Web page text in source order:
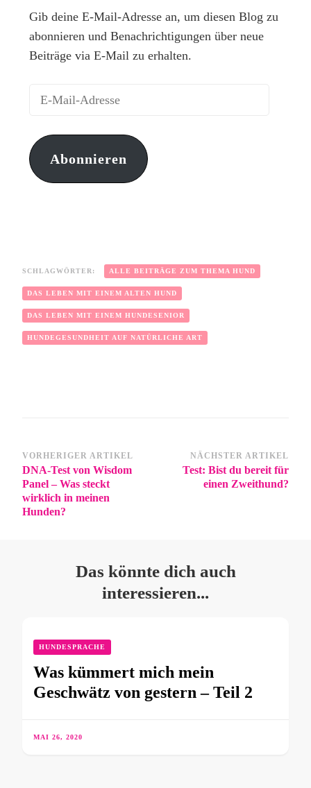
Gib deine E-Mail-Adresse an, um diesen Blog zu
abonnieren und Benachrichtigungen über neue
Beiträge via E-Mail zu erhalten.
Abonnieren
SCHLAGWÖRTER: ALLE BEITRÄGE ZUM THEMA HUND
DAS LEBEN MIT EINEM ALTEN HUND
DAS LEBEN MIT EINEM HUNDESENIOR
HUNDEGESUNDHEIT AUF NATÜRLICHE ART
VORHERIGER ARTIKEL
DNA-Test von Wisdom
Panel – Was steckt
wirklich in meinen
Hunden?
NÄCHSTER ARTIKEL
Test: Bist du bereit für
einen Zweithund?
Das könnte dich auch
interessieren...
HUNDESPRACHE
Was kümmert mich mein
Geschwätz von gestern – Teil 2
MAI 26, 2020